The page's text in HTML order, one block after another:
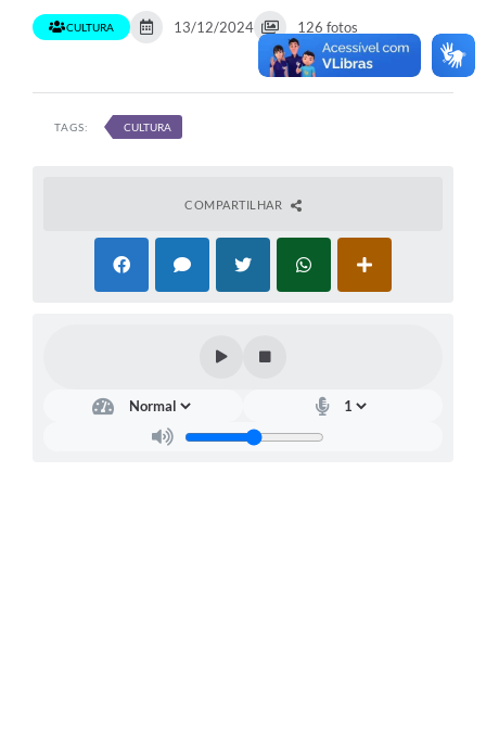
CULTURA 13/12/2024 126 fotos
TAGS: CULTURA
COMPARTILHAR